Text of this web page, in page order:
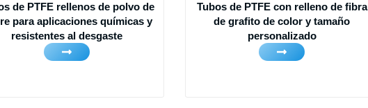
de PTFE rellenos de polvo de
para aplicaciones químicas y
resistentes al desgaste
Tubos de PTFE con relleno de fibra
de grafito de color y tamaño
personalizado